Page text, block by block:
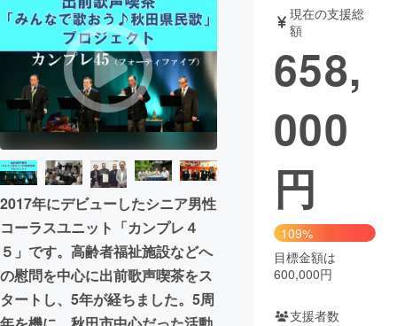
アート・写真 音楽
テクノロジー・ガジェット ゲーム・サ
映像・映画
ビジネス・起業
まちづくり・地域活性化
CAMPFIRE for Social Good
CAMPFIRE Creation
CAMPFIREふるさと納税 machi-ya コミュニティ
2017年にデビューしたシニア男性
コーラスユニット「カンプレ４
５」です。高齢者福祉施設などへ
の慰問を中心に出前歌声喫茶をス
タートし、5年が経ちました。5周
現在の支援総
額
658,
000
円
109%
目標金額は
600,000円
支援者数